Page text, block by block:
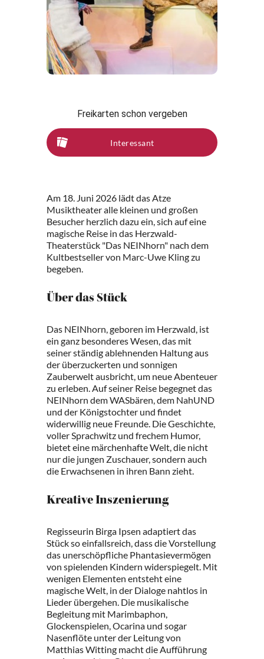
Freikarten schon vergeben
Interessant
Am 18. Juni 2026 lädt das Atze
Musiktheater alle kleinen und großen
Besucher herzlich dazu ein, sich auf eine
magische Reise in das Herzwald-
Theaterstück "Das NEINhorn" nach dem
Kultbestseller von Marc-Uwe Kling zu
begeben.
Über das Stück
Das NEINhorn, geboren im Herzwald, ist
ein ganz besonderes Wesen, das mit
seiner ständig ablehnenden Haltung aus
der überzuckerten und sonnigen
Zauberwelt ausbricht, um neue Abenteuer
zu erleben. Auf seiner Reise begegnet das
NEINhorn dem WASbären, dem NahUND
und der Königstochter und findet
widerwillig neue Freunde. Die Geschichte,
voller Sprachwitz und frechem Humor,
bietet eine märchenhafte Welt, die nicht
nur die jungen Zuschauer, sondern auch
die Erwachsenen in ihren Bann zieht.
Kreative Inszenierung
Regisseurin Birga Ipsen adaptiert das
Stück so einfallsreich, dass die Vorstellung
das unerschöpfliche Phantasievermögen
von spielenden Kindern widerspiegelt. Mit
wenigen Elementen entsteht eine
magische Welt, in der Dialoge nahtlos in
Lieder übergehen. Die musikalische
Begleitung mit Marimbaphon,
Glockenspielen, Ocarina und sogar
Nasenflöte unter der Leitung von
Matthias Witting macht die Aufführung